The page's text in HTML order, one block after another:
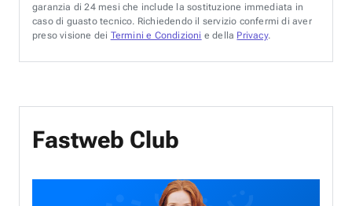
garanzia di 24 mesi che include la sostituzione immediata in
caso di guasto tecnico. Richiedendo il servizio confermi di aver
preso visione dei Termini e Condizioni e della Privacy.
Fastweb Club